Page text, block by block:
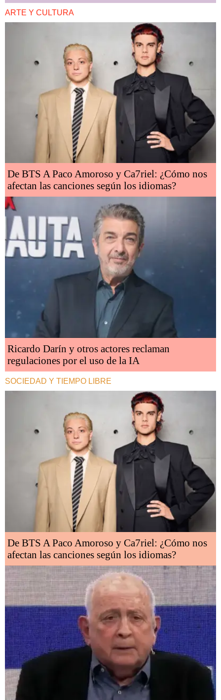
ARTE Y CULTURA
De BTS A Paco Amoroso y Ca7riel: ¿Cómo nos
afectan las canciones según los idiomas?
Ricardo Darín y otros actores reclaman
regulaciones por el uso de la IA
SOCIEDAD Y TIEMPO LIBRE
De BTS A Paco Amoroso y Ca7riel: ¿Cómo nos
afectan las canciones según los idiomas?